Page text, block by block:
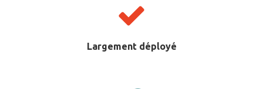
Largement déployé